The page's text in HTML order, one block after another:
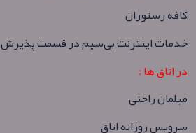
کافه رستوران
خدمات اينترنت بی‌سیم در قسمت پذیرش
در اتاق ها :
مبلمان راحتی
سرویس روزانه اتاق